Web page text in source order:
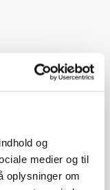
og
medier og til
oplysninger om
– 21.30